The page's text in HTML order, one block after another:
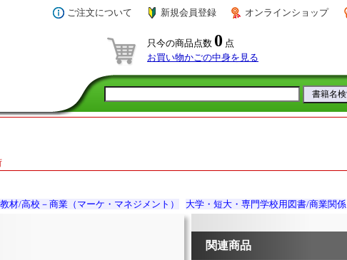
ご注文について 新規会員登録 オンラインショップ
只今の商品点数 0 点
お買い物かごの中身を見る
材/高校－商業（マーケ・マネジメント） 大学・短大・専門学校用図書/商業関係
関連商品